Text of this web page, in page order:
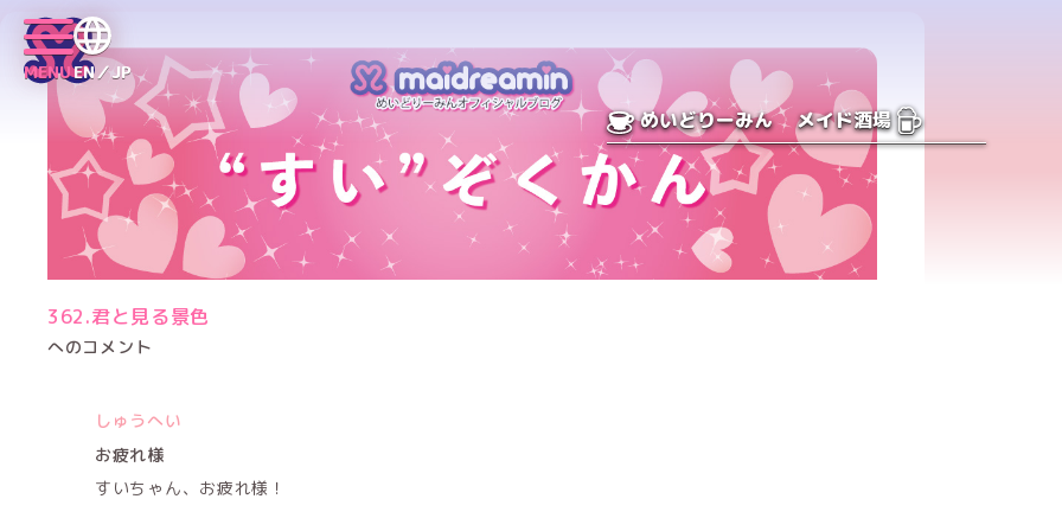
MENUEN／JP
めいどりーみん メイド酒場
362.君と見る景色
へのコメント
しゅうへい
お疲れ様
すいちゃん、お疲れ様！